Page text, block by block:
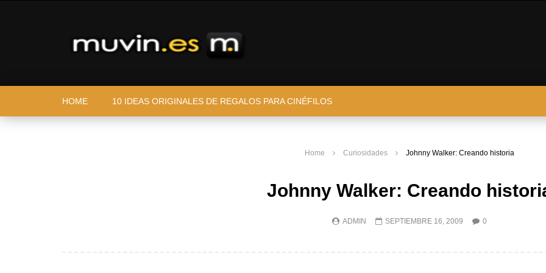
HOME 10 IDEAS ORIGINALES DE REGALOS PARA CINÉFILOS
Home Curiosidades Johnny Walker: Creando historia
Johnny Walker: Creando
ADMIN SEPTIEMBRE 16, 2009 0